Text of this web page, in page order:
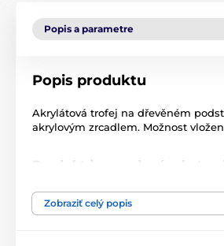
Popis a parametre
Popis produktu
Akrylátová trofej na dřevěném
akrylovým zrcadlem. Možnost
Produkt je zaradený v
Fusion line
Zobraziť celý popis